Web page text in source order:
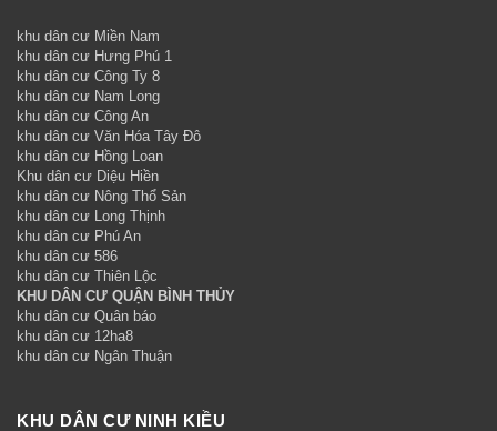
khu dân cư Miền Nam
khu dân cư Hưng Phú 1
khu dân cư Công Ty 8
khu dân cư Nam Long
khu dân cư Công An
khu dân cư Văn Hóa Tây Đô
khu dân cư Hồng Loan
Khu dân cư Diệu Hiền
khu dân cư Nông Thổ Sản
khu dân cư Long Thịnh
khu dân cư Phú An
khu dân cư 586
khu dân cư Thiên Lộc
KHU DÂN CƯ QUẬN BÌNH THỦY
khu dân cư Quân báo
khu dân cư 12ha8
khu dân cư Ngân Thuận
KHU DÂN CƯ NINH KIỀU